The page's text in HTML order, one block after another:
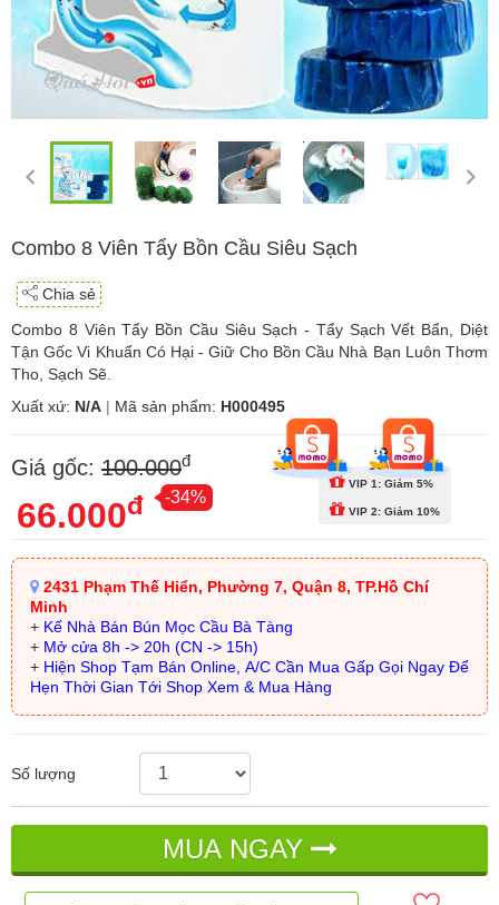
Combo 8 Viên Tẩy Bồn Cầu Siêu Sạch
Chia sẻ
Combo 8 Viên Tẩy Bồn Cầu Siêu Sạch - Tẩy Sạch Vết Bẩn, Diệt
Tận Gốc Vi Khuẩn Có Hại - Giữ Cho Bồn Cầu Nhà Bạn Luôn Thơm
Tho, Sạch Sẽ.
Xuất xứ: N/A | Mã sản phẩm: H000495
Giá gốc: 100.000đ
66.000đ -34%
VIP 1: Giảm 5%
VIP 2: Giảm 10%
2431 Phạm Thế Hiển, Phường 7, Quận 8, TP.Hồ Chí
Minh
+ Kế Nhà Bán Bún Mọc Cầu Bà Tàng
+ Mở cửa 8h -> 20h (CN -> 15h)
+ Hiện Shop Tạm Bán Online, A/C Cần Mua Gấp Gọi Ngay Để
Hẹn Thời Gian Tới Shop Xem & Mua Hàng
Số lượng
MUA NGAY